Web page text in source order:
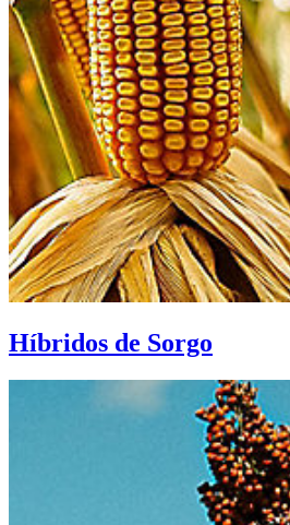
Híbridos de Sorgo